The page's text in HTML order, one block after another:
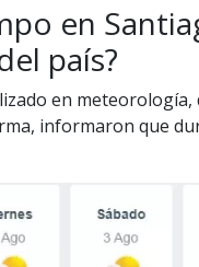
en
país?
en meteorología,
informaron que